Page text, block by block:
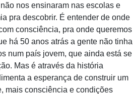
nos ensinaram nas escolas e
pra descobrir. É entender de onde
consciência, pra onde queremos
há 50 anos atrás a gente não tinha
num país jovem, que ainda está se
Mas é através da história
a esperança de construir um
mais consciência e condições